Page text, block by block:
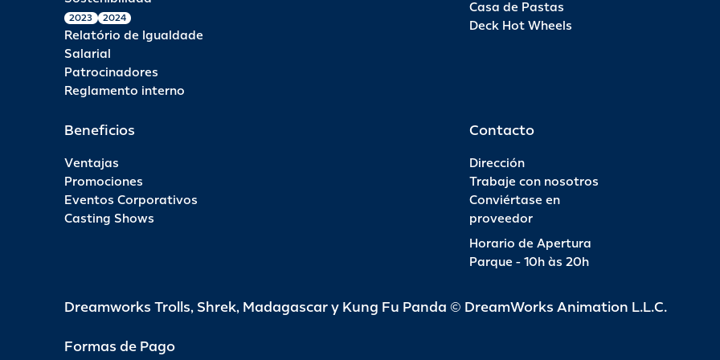
2023 2024
Relatório de Igualdade
Salarial
Patrocinadores
Reglamento interno
Casa de Pastas
Deck Hot Wheels
Beneficios
Ventajas
Promociones
Eventos Corporativos
Casting Shows
Contacto
Dirección
Trabaje con nosotros
Conviértase en
proveedor
Horario de Apertura
Parque - 10h às 20h
Dreamworks Trolls, Shrek, Madagascar y Kung Fu Panda © DreamWorks Animation L.L.C.
Formas de Pago